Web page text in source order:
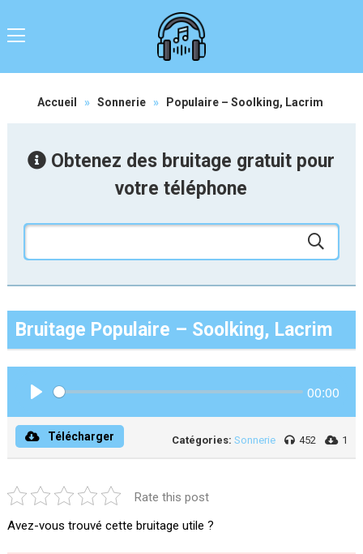
Accueil » Sonnerie » Populaire – Soolking, Lacrim
Obtenez des bruitage gratuit pour
votre téléphone
Bruitage Populaire – Soolking, Lacrim
00:00
Télécharger Catégories: Sonnerie 452 1
Rate this post
Avez-vous trouvé cette bruitage utile ?